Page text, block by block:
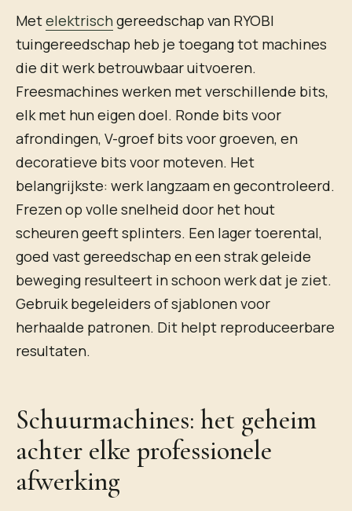
Metelektrisch gereedschap van RYOBI
tuingereedschap heb je toegang tot machines
die dit werk betrouwbaar uitvoeren.
Freesmachines werken met verschillende bits,
elk met hun eigen doel. Ronde bits voor
afrondingen, V-groef bits voor groeven, en
decoratieve bits voor moteven. Het
belangrijkste: werk langzaam en gecontroleerd.
Frezen op volle snelheid door het hout
scheuren geeft splinters. Een lager toerental,
goed vast gereedschap en een strak geleide
beweging resulteert in schoon werk dat je ziet.
Gebruik begeleiders of sjablonen voor
herhaalde patronen. Dit helpt reproduceerbare
resultaten.
Schuurmachines: het geheim
achter elke professionele
afwerking